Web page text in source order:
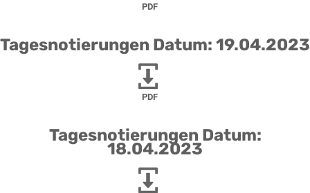
PDF
Tagesnotierungen Datum: 19.04.2023
PDF
Tagesnotierungen Datum:
18.04.2023